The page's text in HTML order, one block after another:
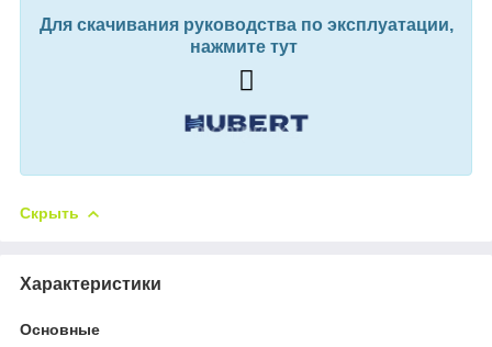
Для скачивания руководства по эксплуатации,
нажмите тут
Скрыть
Характеристики
Основные